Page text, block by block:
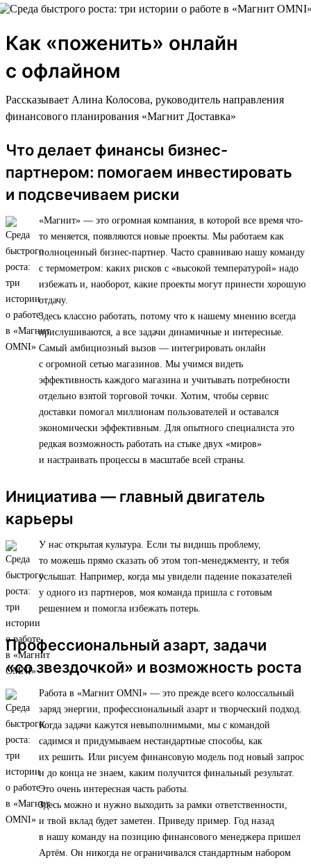
Как «поженить» онлайн
с офлайном
Рассказывает Алина Колосова, руководитель направления
финансового планирования «Магнит Доставка»
Что делает финансы бизнес-
партнером: помогаем инвестировать
и подсвечиваем риски
«Магнит» — это огромная компания, в которой все время что-
то меняется, появляются новые проекты. Мы работаем как
полноценный бизнес-партнер. Часто сравниваю нашу команду
с термометром: каких рисков с «высокой температурой» надо
избежать и, наоборот, какие проекты могут принести хорошую
отдачу.
Здесь классно работать, потому что к нашему мнению всегда
прислушиваются, а все задачи динамичные и интересные.
Самый амбициозный вызов — интегрировать онлайн
с огромной сетью магазинов. Мы учимся видеть
эффективность каждого магазина и учитывать потребности
отдельно взятой торговой точки. Хотим, чтобы сервис
доставки помогал миллионам пользователей и оставался
экономически эффективным. Для опытного специалиста это
редкая возможность работать на стыке двух «миров»
и настраивать процессы в масштабе всей страны.
Инициатива — главный двигатель
карьеры
У нас открытая культура. Если ты видишь проблему,
то можешь прямо сказать об этом топ-менеджменту, и тебя
услышат. Например, когда мы увидели падение показателей
у одного из партнеров, моя команда пришла с готовым
решением и помогла избежать потерь.
Профессиональный азарт, задачи
«со звездочкой» и возможность роста
Работа в «Магнит OMNI» — это прежде всего колоссальный
заряд энергии, профессиональный азарт и творческий подход.
Когда задачи кажутся невыполнимыми, мы с командой
садимся и придумываем нестандартные способы, как
их решить. Или рисуем финансовую модель под новый запрос
и до конца не знаем, каким получится финальный результат.
Это очень интересная часть работы.
Здесь можно и нужно выходить за рамки ответственности,
и твой вклад будет заметен. Приведу пример. Год назад
в нашу команду на позицию финансового менеджера пришел
Артём. Он никогда не ограничивался стандартным набором